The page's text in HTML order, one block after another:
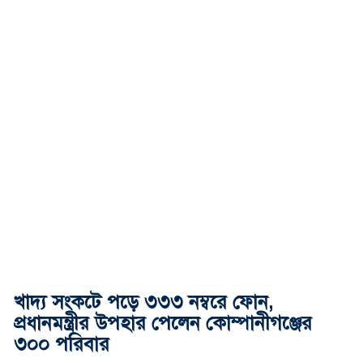
খাদ্য সংকটে পড়ে ৩৩৩ নম্বরে ফোন,
প্রধানমন্ত্রীর উপহার পেলেন কোম্পানীগঞ্জের
৩০০ পরিবার